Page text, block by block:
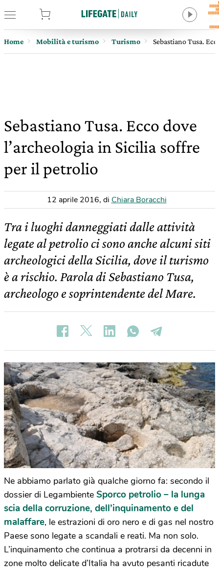
Home Mobilità e turismo Turismo Sebastiano Tusa.
Sebastiano Tusa. Ecco dove
l’archeologia in Sicilia soffre
per il petrolio
12 aprile 2016, di Chiara Boracchi
Tra i luoghi danneggiati dalle attività
legate al petrolio ci sono anche alcuni siti
archeologici della Sicilia, dove il turismo
è a rischio. Parola di Sebastiano Tusa,
archeologo e soprintendente del Mare.
Ne abbiamo parlato già qualche giorno fa: secondo il
dossier di Legambiente Sporco petrolio – la lunga
scia della corruzione, dell’inquinamento e del
malaffare, le estrazioni di oro nero e di gas nel nostro
Paese sono legate a scandali e reati. Ma non solo.
L’inquinamento che continua a protrarsi da decenni in
zone molto delicate d’Italia ha avuto pesanti ricadute